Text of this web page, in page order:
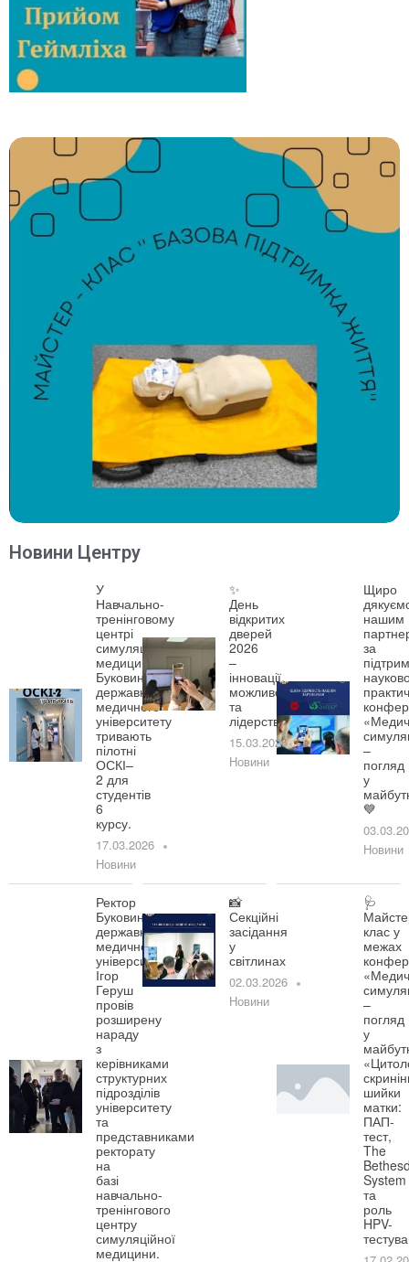
Новини Центру
У
Навчально-
тренінговому
центрі
симуляційної
медицини
Буковинського
державного
медичного
університету
тривають
пілотні
ОСКІ–
2 для
студентів
6
курсу.
17.03.2026
Новини
✨
День
відкритих
дверей
2026
–
інновації,
можливості
та
лідерство!
15.03.2026
Новини
Щиро
нашим
за
–
погляд
у
💙
Новини
Ректор
Буковинського
державного
медичного
університету
Ігор
Геруш
провів
розширену
нараду
з
керівниками
структурних
підрозділів
університету
та
представниками
ректорату
на
базі
навчально-
тренінгового
центру
симуляційної
медицини.
📸
Секційні
засідання
у
світлинах
02.03.2026
Новини
🩺
клас у
межах
–
погляд
у
шийки
матки:
ПАП-
тест,
The
System
та
роль
HPV-